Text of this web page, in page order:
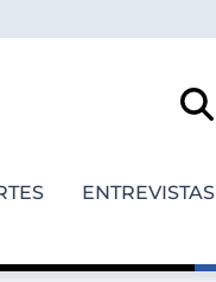
ENTREVISTAS